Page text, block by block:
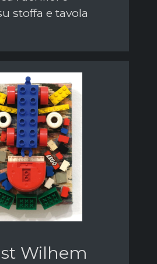
stoffa e tavola
Wilhem